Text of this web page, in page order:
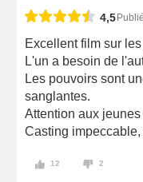
4,5
Excellent film sur
L'un a besoin de
Les pouvoirs sont
sanglantes.
Attention aux
Casting
12 2